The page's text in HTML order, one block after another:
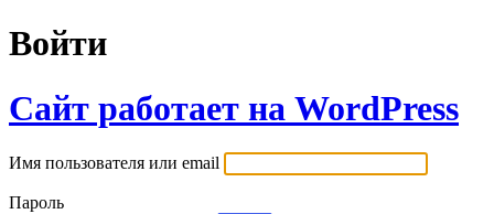
Войти
Сайт работает на WordPress
Имя пользователя или email
Пароль